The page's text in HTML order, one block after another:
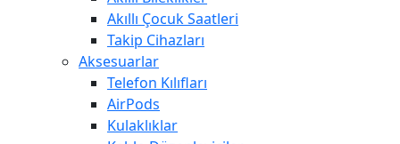
Akıllı Çocuk Saatleri
Takip Cihazları
Aksesuarlar
Telefon Kılıfları
AirPods
Kulaklıklar